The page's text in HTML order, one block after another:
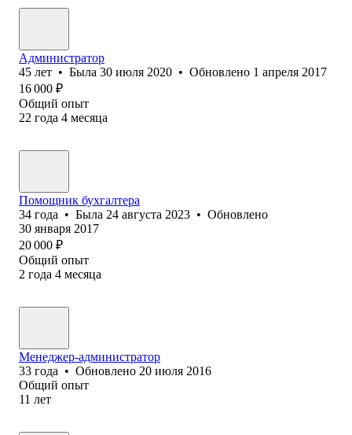
Администратор
45 лет • Была 30 июля 2020 • Обновлено 1 апреля 2017
16 000 ₽
Общий опыт
22 года 4 месяца
Помощник бухгалтера
34 года • Была 24 августа 2023 • Обновлено
30 января 2017
20 000 ₽
Общий опыт
2 года 4 месяца
Менеджер-администратор
33 года • Обновлено 20 июля 2016
Общий опыт
11 лет